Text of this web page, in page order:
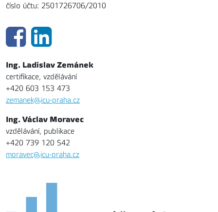
číslo účtu: 2501726706/2010
Ing. Ladislav Zemánek
certifikace, vzdělávání
+420 603 153 473
zemanek@icu-praha.cz
Ing. Václav Moravec
vzdělávání, publikace
+420 739 120 542
moravec@icu-praha.cz